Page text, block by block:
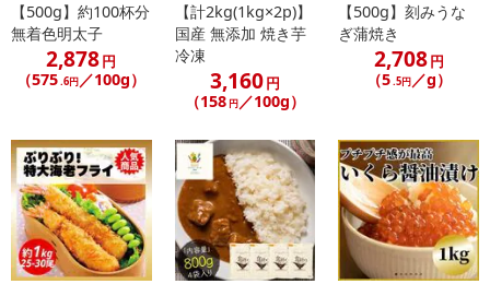
【500g】約100杯分
無着色明太子
2,878円
（575.6円／100g）
【計2kg(1kg×2p)】
国産 無添加 焼き芋
冷凍
3,160円
（158 円／100g）
【500g】刻みうな
ぎ蒲焼き
2,708円
（5.5円／g）